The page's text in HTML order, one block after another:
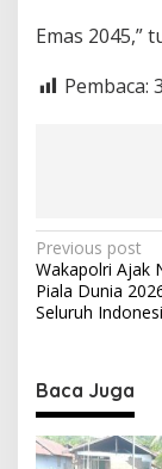
Emas 2045,”
Pembaca:
P
o
s
n
a
v
Previous post
Wakapolri Ajak
Piala Dunia
Seluruh
Baca Juga